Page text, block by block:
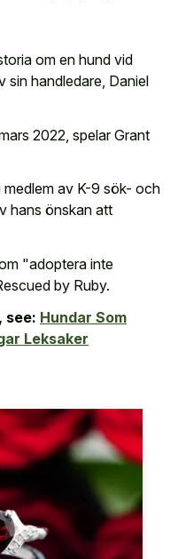
om en hund vid
sin handledare, Daniel
2022, spelar Grant
av K-9 sök- och
hans önskan att
"adoptera inte
by Ruby.
see: Hundar Som
Leksaker